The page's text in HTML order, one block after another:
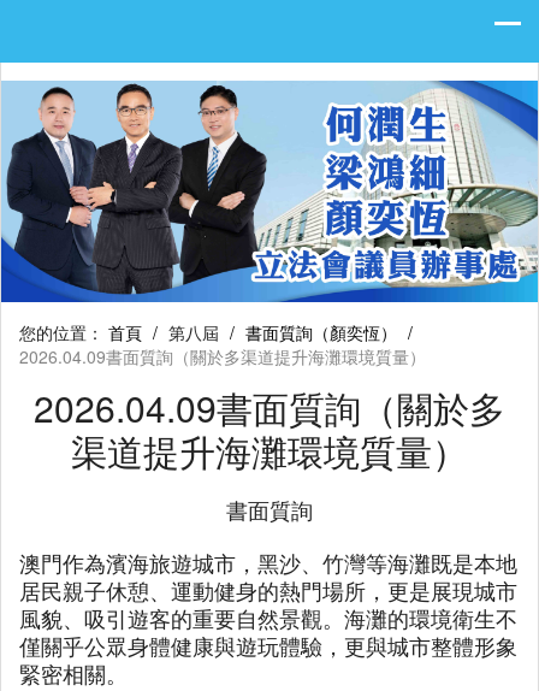
您的位置： 首頁 / 第八屆 / 書面質詢（顏奕恆）
/
2026.04.09書面質詢（關於多渠道提升海灘環境質量）
2026.04.09書面質詢（關於多
渠道提升海灘環境質量）
書面質詢
澳門作為濱海旅遊城市，黑沙、竹灣等海灘既是本地
居民親子休憩、運動健身的熱門場所，更是展現城市
風貌、吸引遊客的重要自然景觀。海灘的環境衛生不
僅關乎公眾身體健康與遊玩體驗，更與城市整體形象
緊密相關。